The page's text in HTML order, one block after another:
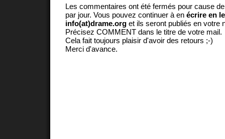
Les commentaires ont été fermés pour cause
par jour. Vous pouvez continuer à en écrire en
info(at)drame.org et ils seront publiés en votre
Précisez COMMENT dans le titre de votre mail.
Cela fait toujours plaisir d'avoir des retours ;-)
Merci d'avance.